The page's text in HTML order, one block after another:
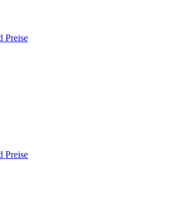
Preise
Preise